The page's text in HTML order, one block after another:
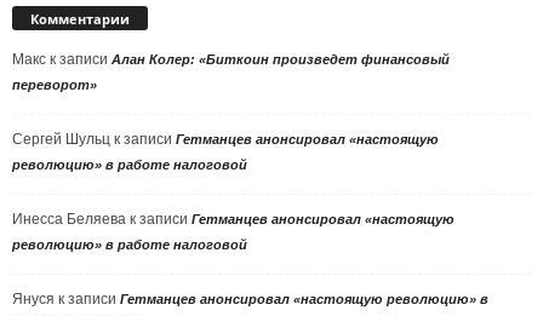
Комментарии
Макс к записи Алан Колер: «Биткоин произведет финансовый
переворот»
Сергей Шульц к записи Гетманцев анонсировал «настоящую
революцию» в работе налоговой
Инесса Беляева к записи Гетманцев анонсировал «настоящую
революцию» в работе налоговой
Януся к записи Гетманцев анонсировал «настоящую революцию» в